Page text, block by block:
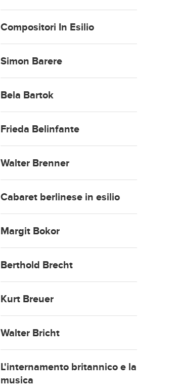
Compositori In Esilio
Simon Barere
Bela Bartok
Frieda Belinfante
Walter Brenner
Cabaret berlinese in esilio
Margit Bokor
Berthold Brecht
Kurt Breuer
Walter Bricht
L'internamento britannico e la
musica